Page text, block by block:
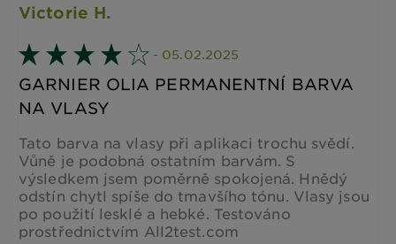
Victorie H.
- 05.02.2025
GARNIER OLIA PERMANENTNÍ BARVA
NA VLASY
Tato barva na vlasy při aplikaci trochu svědí.
Vůně je podobná ostatním barvám. S
výsledkem jsem poměrně spokojená. Hnědý
odstín chytl spíše do tmavšího tónu. Vlasy jsou
po použití lesklé a hebké. Testováno
prostřednictvím All2test.com